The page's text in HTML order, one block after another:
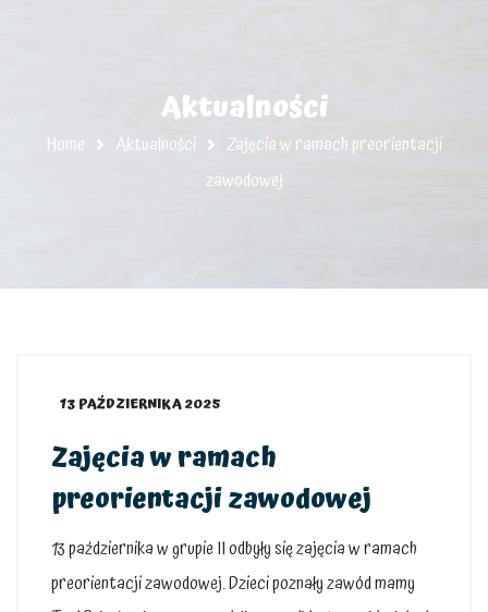
Aktualności
Home Aktualności
Zajęcia w ramach preorientacji
zawodowej
13 PAŹDZIERNIKA 2025
Zajęcia w ramach
preorientacji zawodowej
13 października w grupie II odbyły się zajęcia w ramach
preorientacji zawodowej. Dzieci poznały zawód mamy